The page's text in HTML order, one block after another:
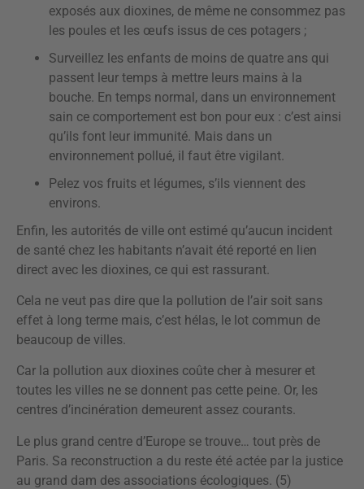
exposés aux dioxines, de même ne consommez pas
les poules et les œufs issus de ces potagers ;
Surveillez les enfants de moins de quatre ans qui
passent leur temps à mettre leurs mains à la
bouche. En temps normal, dans un environnement
sain ce comportement est bon pour eux : c’est ainsi
qu’ils font leur immunité. Mais dans un
environnement pollué, il faut être vigilant.
Pelez vos fruits et légumes, s’ils viennent des
environs.
Enfin, les autorités de ville ont estimé qu’aucun incident
de santé chez les habitants n’avait été reporté en lien
direct avec les dioxines, ce qui est rassurant.
Cela ne veut pas dire que la pollution de l’air soit sans
effet à long terme mais, c’est hélas, le lot commun de
beaucoup de villes.
Car la pollution aux dioxines coûte cher à mesurer et
toutes les villes ne se donnent pas cette peine. Or, les
centres d’incinération demeurent assez courants.
Le plus grand centre d’Europe se trouve… tout près de
Paris. Sa reconstruction a du reste été actée par la justice
au grand dam des associations écologiques. (5)